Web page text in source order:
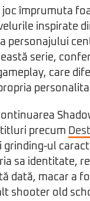
împrumuta
inspirate
personajului
serie,
care
precum
ul
sa identitate,
dată, macar a
shooter old